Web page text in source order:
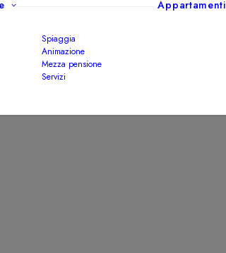
Spiaggia
Animazione
Mezza pensione
Servizi
Appartamenti